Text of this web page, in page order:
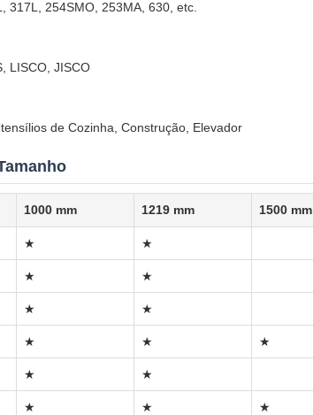
317L, 254SMO, 253MA, 630, etc.
LISCO, JISCO
de Cozinha, Construção, Elevador
1000 mm 1219 mm 1500 mm
★ ★
★ ★
★ ★
★ ★ ★
★ ★
★ ★ ★